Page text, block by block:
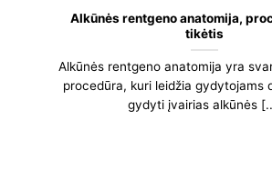
Alkūnės rentgeno anatomija,
tikėtis
Alkūnės rentgeno anatomija yra
procedūra, kuri leidžia gydytojams
gydyti įvairias alkūnės